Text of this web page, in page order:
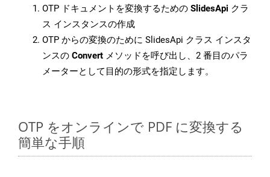
OTP ドキュメントを変換するための SlidesApi クラ
ス インスタンスの作成
OTP からの変換のために SlidesApi クラス インスタ
ンスの Convert メソッドを呼び出し、2 番目のパラ
メーターとして目的の形式を指定します。
OTP をオンラインで PDF に変換する
簡単な手順